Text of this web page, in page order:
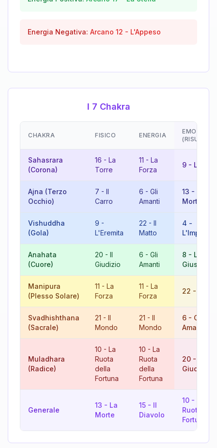
Energia Negativa: Arcano 12 - L'Appeso
I 7 Chakra
CHAKRA FISICO ENERGIA
EMOZIONI
Sahasrara
(Corona)
16 - La
Torre
11 - La
Forza
9 -
Ajna (Terzo
Occhio)
7 - Il
Carro
6 - Gli
Amanti
13 -
Morte
Vishuddha
(Gola)
9 -
L'Eremita
22 - Il
Matto
4 -
Anahata
(Cuore)
20 - Il
Giudizio
6 - Gli
Amanti
8 - La
Giustizia
Manipura
(Plesso Solare)
11 - La
Forza
11 - La
Forza
22 -
Svadhishthana
(Sacrale)
21 - Il
Mondo
21 - Il
Mondo
6 - Gli
Amanti
Muladhara
(Radice)
10 - La
Ruota
della
Fortuna
10 - La
Ruota
della
Fortuna
20 -
Giudizio
Generale
13 - La
Morte
15 - Il
Diavolo
10 -
Ruota
Fortuna